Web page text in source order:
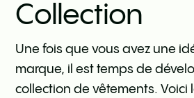
Collection
Une fois que vous avez une
marque, il est temps de
collection de vêtements. Voici